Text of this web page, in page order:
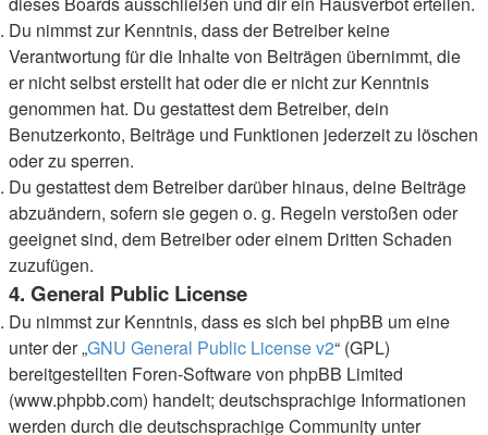
Du nimmst zur Kenntnis, dass der Betreiber keine
Verantwortung für die Inhalte von Beiträgen übernimmt, die
er nicht selbst erstellt hat oder die er nicht zur Kenntnis
genommen hat. Du gestattest dem Betreiber, dein
Benutzerkonto, Beiträge und Funktionen jederzeit zu löschen
oder zu sperren.
Du gestattest dem Betreiber darüber hinaus, deine Beiträge
abzuändern, sofern sie gegen o. g. Regeln verstoßen oder
geeignet sind, dem Betreiber oder einem Dritten Schaden
zuzufügen.
4. General Public License
Du nimmst zur Kenntnis, dass es sich bei phpBB um eine
unter der „GNU General Public License v2“ (GPL)
bereitgestellten Foren-Software von phpBB Limited
(www.phpbb.com) handelt; deutschsprachige Informationen
werden durch die deutschsprachige Community unter